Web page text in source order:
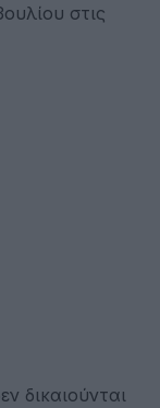
στις
δικαιούνται